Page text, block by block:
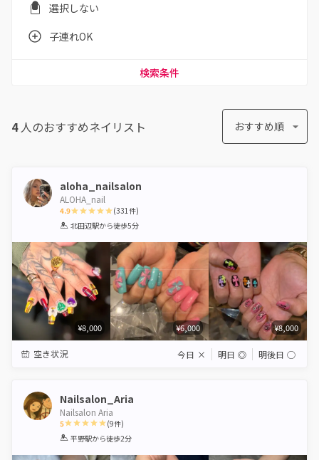
選択しない
子連れOK
検索条件
4人のおすすめネイリスト おすすめ順
aloha_nailsalon
ALOHA_nail
4.9
1 2 3 4 5
(331件)
北田辺駅から徒歩5分
¥8,000 ¥6,000 ¥8,000
空き状況 今日 × 明日 ◎ 明後日 ◯
Nailsalon_Aria
Nailsalon Aria
5
1 2 3 4 5
(9件)
平野駅から徒歩2分